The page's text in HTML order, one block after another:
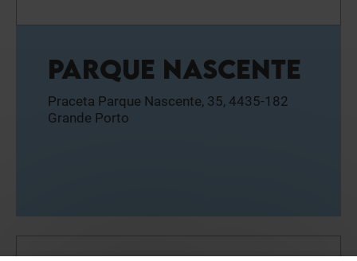
PARQUE NASCENTE
Praceta Parque Nascente, 35, 4435-182
Grande Porto